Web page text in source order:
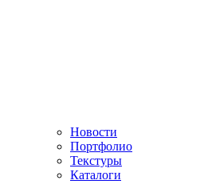
Новости
Портфолио
Текстуры
Каталоги